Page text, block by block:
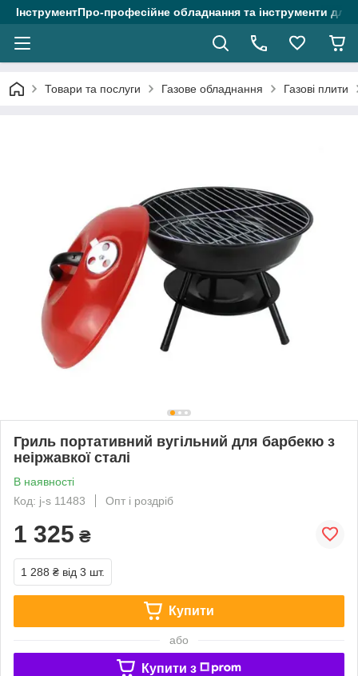
ІнструментПро-професійне обладнання та інструменти для
Товари та послуги Газове обладнання Газові плити
Гриль портативний вугільний для барбекю з
неіржавкої сталі
В наявності
Код: j-s 11483
Опт і роздріб
1 325 ₴
1 288 ₴ від 3 шт.
Купити
або
Купити з